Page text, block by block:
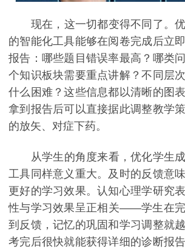
现在，这一切都变得不同了。优
的智能化工具能够在阅卷完成后立
报告：哪些题目错误率最高？哪类
个知识板块需要重点讲解？不同层
什么困难？这些信息都以清晰的图
拿到报告后可以直接据此调整教学
的放矢、对症下药。
从学生的角度来看，优化学生成
工具同样意义重大。及时的反馈意
更好的学习效果。认知心理学研究
性与学习效果呈正相关——学生在
到反馈，记忆的巩固和学习调整就
考完后很快就能获得详细的诊断报